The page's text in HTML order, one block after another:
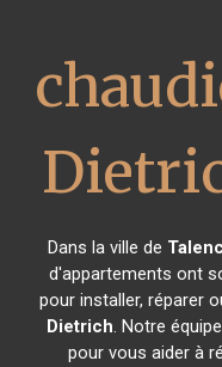
Dans la ville de
d'appartements ont
pour installer, réparer
Dietrich. Notre
pour vous aider à